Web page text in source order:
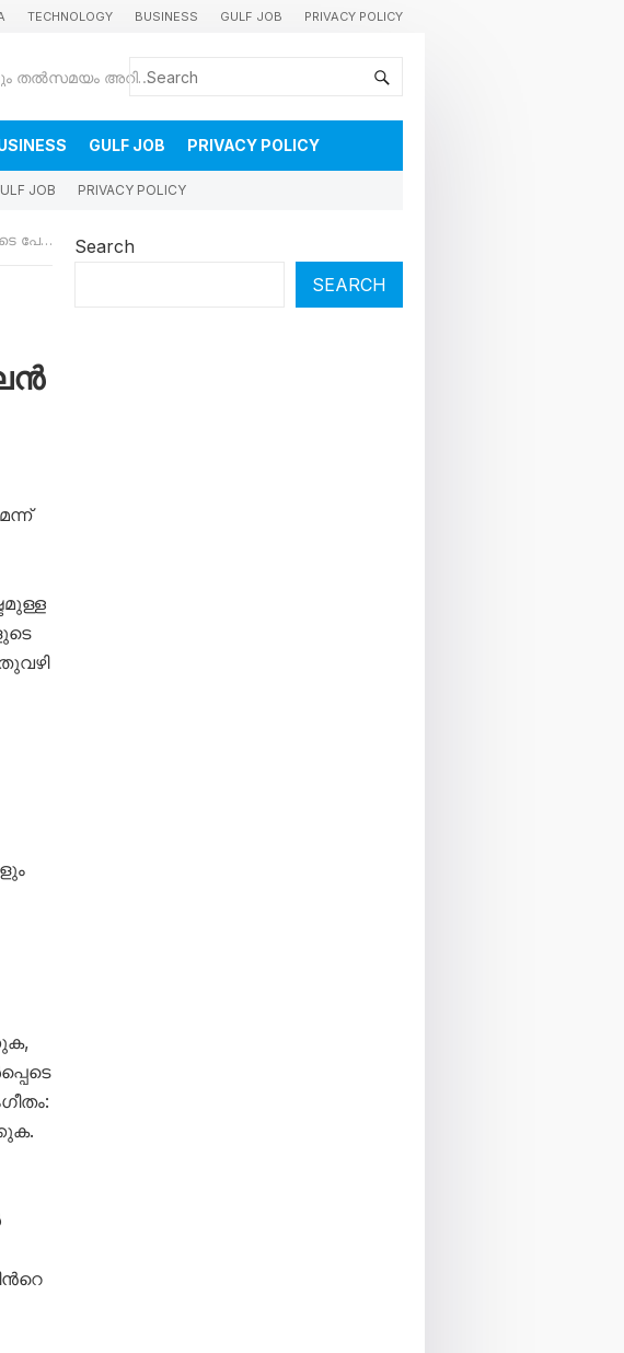
TECHNOLOGY BUSINESS GULF JOB PRIVACY POLICY
കുവൈറ്റിലെ വാർത്തകളും വിശേഷങ്ങളും തൽസമയം അറിയാൻ
GULF JOB PRIVACY POLICY
JOB PRIVACY POLICY
ആപ്പ്
Search
SEARCH